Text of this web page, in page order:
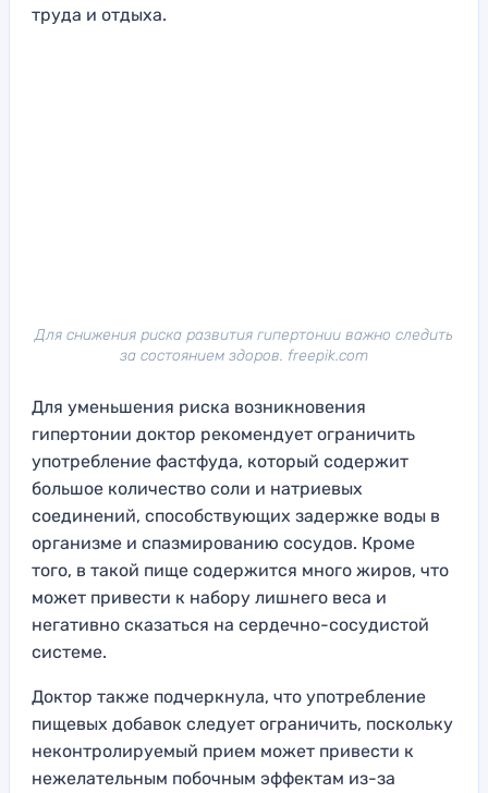
труда и отдыха.
Для снижения риска развития гипертонии важно следить
за состоянием здоров. freepik.com
Для уменьшения риска возникновения
гипертонии доктор рекомендует ограничить
употребление фастфуда, который содержит
большое количество соли и натриевых
соединений, способствующих задержке воды в
организме и спазмированию сосудов. Кроме
того, в такой пище содержится много жиров, что
может привести к набору лишнего веса и
негативно сказаться на сердечно-сосудистой
системе.
Доктор также подчеркнула, что употребление
пищевых добавок следует ограничить, поскольку
неконтролируемый прием может привести к
нежелательным побочным эффектам из-за